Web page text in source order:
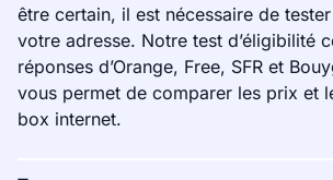
être certain, il est nécessaire de
votre adresse. Notre test d’éligibilité
réponses d’Orange, Free, SFR et
vous permet de comparer les prix et
box internet.